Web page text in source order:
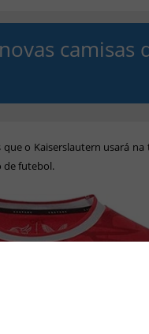
camisas
o Kaiserslautern usará na
de futebol.